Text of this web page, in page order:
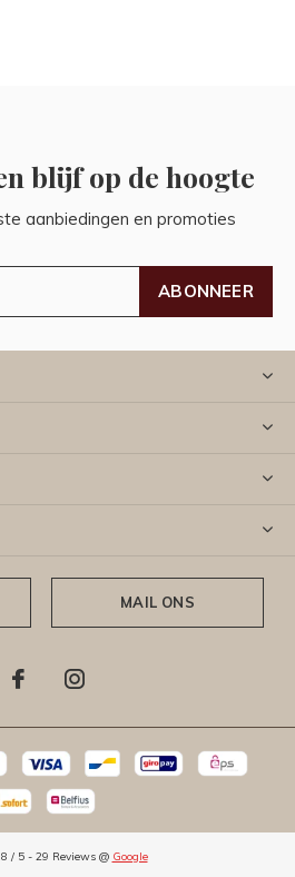
blijf op de hoogte
aanbiedingen en promoties
ABONNEER
MAIL ONS
/ 5- 29 Reviews @ Google